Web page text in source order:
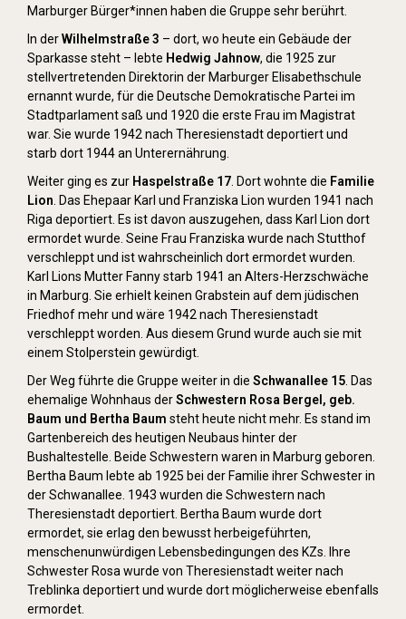
Marburger Bürger*innen haben die Gruppe sehr berührt.
In derWilhelmstraße 3 – dort, wo heute ein Gebäude der
Sparkasse steht – lebte Hedwig Jahnow, die 1925 zur
stellvertretenden Direktorin der Marburger Elisabethschule
ernannt wurde, für die Deutsche Demokratische Partei im
Stadtparlament saß und 1920 die erste Frau im Magistrat
war. Sie wurde 1942 nach Theresienstadt deportiert und
starb dort 1944 an Unterernährung.
Weiter ging es zur Haspelstraße 17 . Dort wohnte die Familie
Lion . Das Ehepaar Karl und Franziska Lion wurden 1941 nach
Riga deportiert. Es ist davon auszugehen, dass Karl Lion dort
ermordet wurde. Seine Frau Franziska wurde nach Stutthof
verschleppt und ist wahrscheinlich dort ermordet wurden.
Karl Lions Mutter Fanny starb 1941 an Alters-Herzschwäche
in Marburg. Sie erhielt keinen Grabstein auf dem jüdischen
Friedhof mehr und wäre 1942 nach Theresienstadt
verschleppt worden. Aus diesem Grund wurde auch sie mit
einem Stolperstein gewürdigt.
Der Weg führte die Gruppe weiter in die Schwanallee 15 . Das
ehemalige Wohnhaus derSchwestern Rosa Bergel, geb.
Baum und Bertha Baum steht heute nicht mehr. Es stand im
Gartenbereich des heutigen Neubaus hinter der
Bushaltestelle. Beide Schwestern waren in Marburg geboren.
Bertha Baum lebte ab 1925 bei der Familie ihrer Schwester in
der Schwanallee. 1943 wurden die Schwestern nach
Theresienstadt deportiert. Bertha Baum wurde dort
ermordet, sie erlag den bewusst herbeigeführten,
menschenunwürdigen Lebensbedingungen des KZs. Ihre
Schwester Rosa wurde von Theresienstadt weiter nach
Treblinka deportiert und wurde dort möglicherweise ebenfalls
ermordet.